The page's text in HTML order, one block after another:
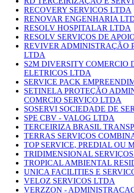
RECOVERY SERVICOS LTDA
RENOVAR ENGENHARIA
RESOLV HOSPITALAR LTDA
RESOLV SERVIÇOS DE
REVIVER ADMINISTRAÇÃO
LTDA
S2M DIVERSITY COMERCIO
ELETRICOS LTDA
SERVICE PACK
SETINELA PROTEÇÃO
COMRCIO SERVIÇO LTDA
SOSERVI SOCIEDADE DE
SPE CBV - VALOG LTDA
TERCEIRIZA BRASIL
TERRAS SERVIÇOS
TOP SERVICE, PREDIAL OU
TRIDIMENSIONAL
TROPICAL AMBIENTAL
UNICA FACILITIES E
VELOZ SERVICOS LTDA
VERZZON -